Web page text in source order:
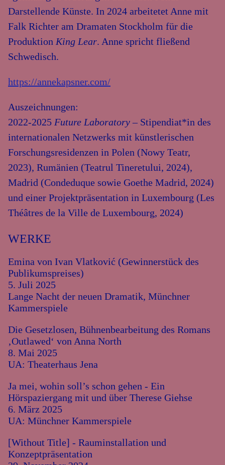
Darstellende Künste. In 2024 arbeitetet Anne mit
Falk Richter am Dramaten Stockholm für die
Produktion King Lear. Anne spricht fließend
Schwedisch.
https://annekapsner.com/
Auszeichnungen:
2022-2025 Future Laboratory– Stipendiat*in des
internationalen Netzwerks mit künstlerischen
Forschungsresidenzen in Polen (Nowy Teatr,
2023), Rumänien (Teatrul Tineretului, 2024),
Madrid (Condeduque sowie Goethe Madrid, 2024)
und einer Projektpräsentation in Luxembourg (Les
Théâtres de la Ville de Luxembourg, 2024)
WERKE
Emina von Ivan Vlatković (Gewinnerstück des
Publikumspreises)
5. Juli 2025
Lange Nacht der neuen Dramatik, Münchner
Kammerspiele
Die Gesetzlosen, Bühnenbearbeitung des Romans
‚Outlawed‘ von Anna North
8. Mai 2025
UA: Theaterhaus Jena
Ja mei, wohin soll’s schon gehen - Ein
Hörspaziergang mit und über Therese Giehse
6. März 2025
UA: Münchner Kammerspiele
[Without Title] - Rauminstallation und
Konzeptpräsentation